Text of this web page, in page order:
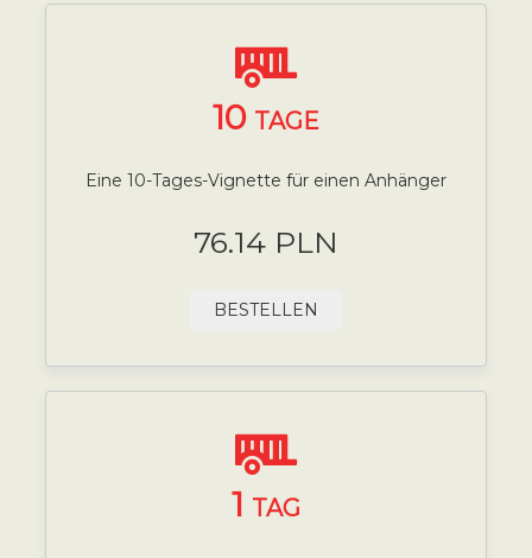
10 TAGE
Eine 10-Tages-Vignette für einen Anhänger
76.14 PLN
BESTELLEN
1 TAG